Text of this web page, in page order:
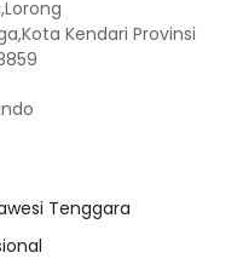
Kendari Provinsi
Tenggara